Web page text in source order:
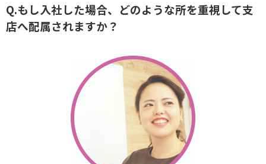
Q.もし入社した場合、どのような所を重視して支
店へ配属されますか？